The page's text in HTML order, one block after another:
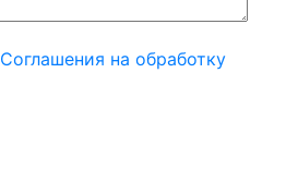
Соглашения на обработку